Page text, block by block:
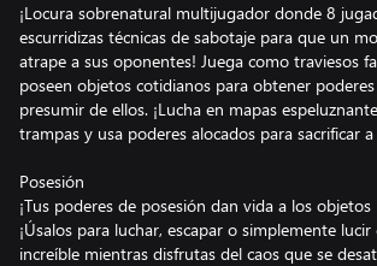
¡Locura sobrenatural multijugador donde 8
escurridizas técnicas de sabotaje para que un
atrape a sus oponentes! Juega como traviesos
poseen objetos cotidianos para obtener poderes
presumir de ellos. ¡Lucha en mapas
trampas y usa poderes alocados para sacrificar
Posesión
¡Tus poderes de posesión dan vida a los
¡Úsalos para luchar, escapar o simplemente
increíble mientras disfrutas del caos que se